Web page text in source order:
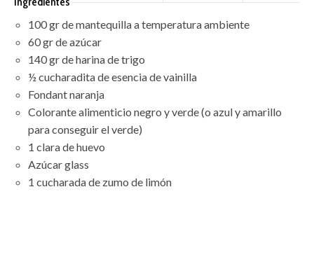
100 gr de mantequilla a temperatura ambiente
60 gr de azúcar
140 gr de harina de trigo
½ cucharadita de esencia de vainilla
Fondant naranja
Colorante alimenticio negro y verde (o azul y amarillo
para conseguir el verde)
1 clara de huevo
Azúcar glass
1 cucharada de zumo de limón